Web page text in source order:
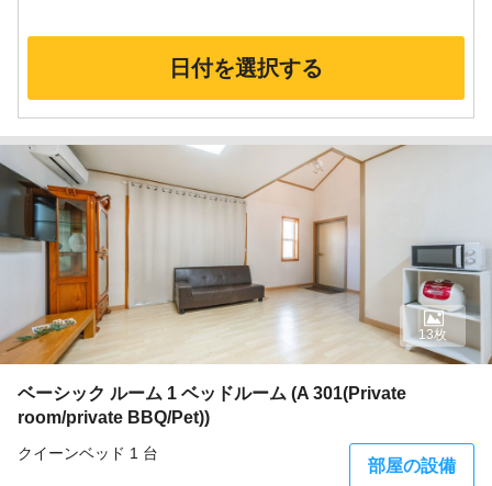
日付を選択する
ベーシック ルーム 1 ベッドルーム (A 301(Private
room/private BBQ/Pet))
クイーンベッド 1 台
部屋の設備
13枚